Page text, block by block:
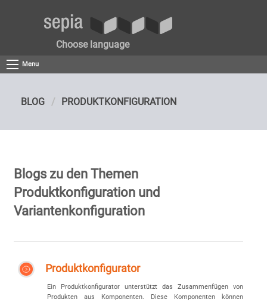
Choose language
Menu
BLOG PRODUKTKONFIGURATION
Blogs zu den Themen
Produktkonfiguration und
Variantenkonfiguration
Produktkonfigurator
Ein Produktkonfigurator unterstützt das Zusammenfügen von
Produkten aus Komponenten. Diese Komponenten können